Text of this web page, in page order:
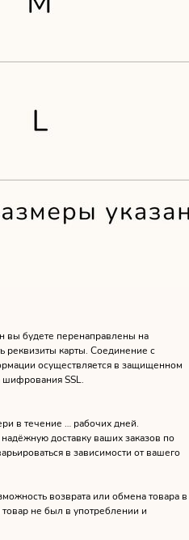
вы будете перенаправлены на
реквизиты карты. Соединение с
осуществляется в защищенном
шифрования SSL.
в течение … рабочих дней.
доставку ваших заказов по
в зависимости от вашего
возврата или обмена товара в
не был в употреблении и